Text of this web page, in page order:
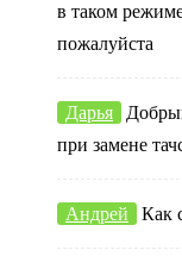
в таком
пожалуйста
Дарья
при замене
Андрей Как